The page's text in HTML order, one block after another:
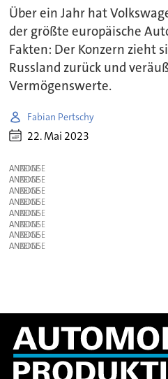
Über ein Jahr hat
der größte europäische
Fakten: Der Konzern zieht
Russland zurück und
Vermögenswerte.
Fabian Pertschy
22. Mai 2023
ANZEIGE
ANZEIGE
ANZEIGE
ANZEIGE
ANZEIGE
ANZEIGE
ANZEIGE
ANZEIGE